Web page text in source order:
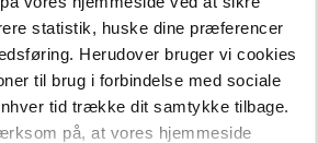
statistik, huske dine præferencer
Herudover bruger vi cookies
til brug i forbindelse med sociale
tid trække dit samtykke tilbage.
på, at vores hjemmeside